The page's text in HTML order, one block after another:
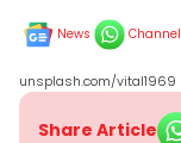
News Channel
unsplash.com/vital1969
Share Article